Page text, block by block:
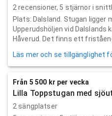
2 recensioner, 5 stjärnor i
Plats: Dalsland. Stugan ligger
Upperudshöljen vid Dalslands
Håverud. Det finns ett
Läs mer och se tillgänglighet
Från 5 500 kr per vecka
Lilla Toppstugan med
2 sängplatser